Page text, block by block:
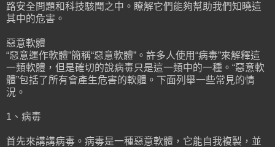
路安全問題和科技駭聞之中。瞭解它們能夠幫助我們知曉這
其中的危害。
惡意軟體
“惡意運作軟體”簡稱“惡意軟體”。許多人使用“病毒”來解釋這
一類軟體，但是確切的說病毒只是這一類中的一種。“惡意軟
體”包括了所有會產生危害的軟體。下面列舉一些常見的情
況。
1、病毒
首先來講講病毒。病毒是一種惡意軟體，它能自我複製，並